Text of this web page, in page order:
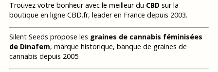
Trouvez votre bonheur avec le meilleur du CBDsur la
boutique en ligne CBD.fr, leader en France depuis 2003.
Silent Seeds propose les graines de cannabis féminisées
de Dinafem, marque historique, banque de graines de
cannabis depuis 2005.